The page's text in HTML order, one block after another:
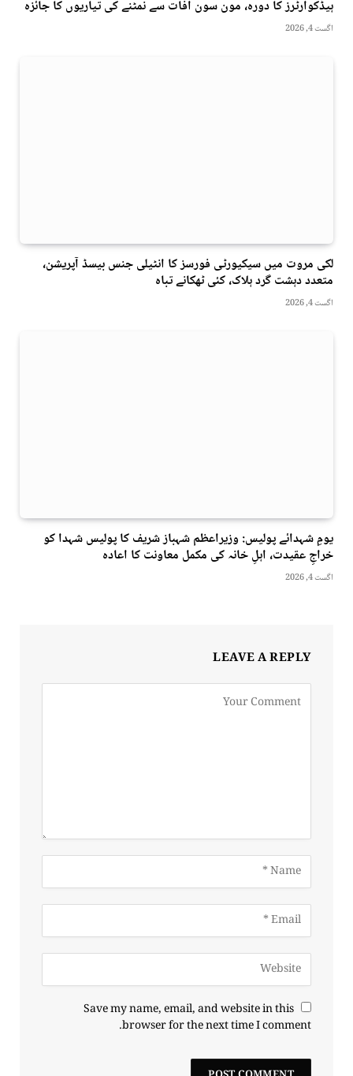
ہیڈکوارٹرز کا دورہ، مون سون آفات سے نمٹنے کی تیاریوں کا جائزہ
اگست 4, 2026
لکی مروت میں سیکیورٹی فورسز کا انٹیلی جنس بیسڈ آپریشن،
متعدد دہشت گرد ہلاک، کئی ٹھکانے تباہ
اگست 4, 2026
یومِ شہدائے پولیس: وزیراعظم شہباز شریف کا پولیس شہدا کو
خراجِ عقیدت، اہلِ خانہ کی مکمل معاونت کا اعادہ
اگست 4, 2026
LEAVE A REPLY
Save my name, email, and website in this
browser for the next time I comment.